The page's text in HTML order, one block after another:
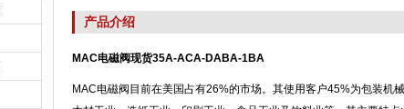
产品介绍
MAC电磁阀现货35A-ACA-DABA-1BA
MAC电磁阀目前在美国占有26%的市场。其使用客户45%为包装机